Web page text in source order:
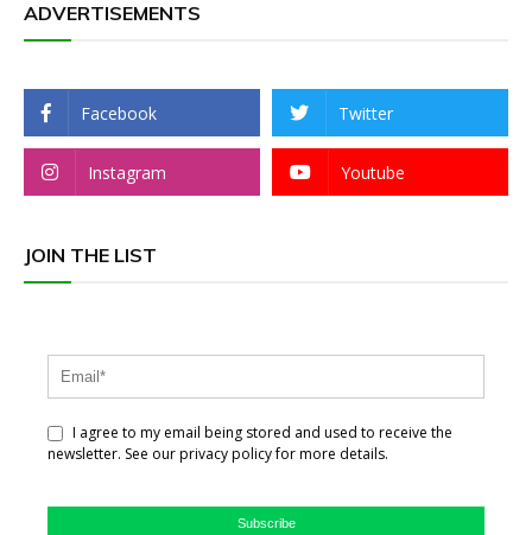
ADVERTISEMENTS
Facebook Twitter
Instagram Youtube
JOIN THE LIST
I agree to my email being stored and used to receive the
newsletter. See our privacy policy for more details.
Subscribe